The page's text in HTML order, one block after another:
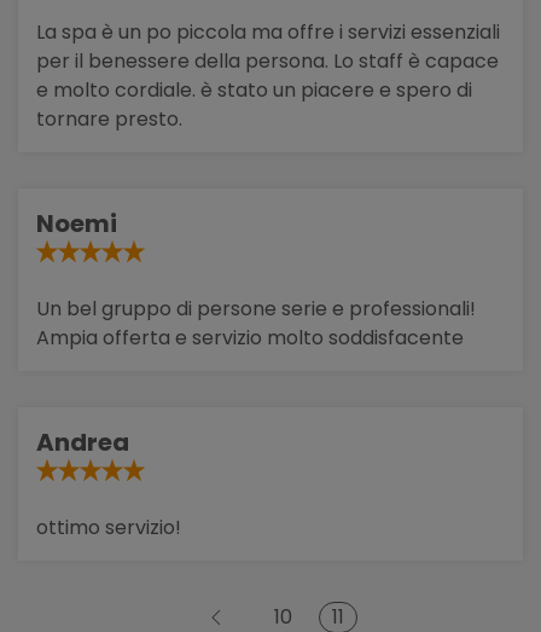
La spa è un po piccola ma offre i servizi essenziali
per il benessere della persona. Lo staff è capace
e molto cordiale. è stato un piacere e spero di
tornare presto.
Noemi
Un bel gruppo di persone serie e professionali!
Ampia offerta e servizio molto soddisfacente
Andrea
ottimo servizio!
10 11